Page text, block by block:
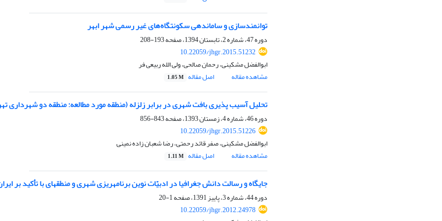
توانمندسازی و ساماندهی سکونتگاه‌های غیر رسمی شهر ابهر
دوره 47، شماره 2، تابستان 1394، صفحه
193-208
10.22059/jhgr.2015.51232
ابوالفضل مشکینی، رحمان صالحی، ولی الله ربیعی فر
مشاهده مقاله
اصل مقاله 1.05 M
تحلیل آسیب پذیری بافت شهری در برابر زلزله (منطقه مورد مطالعه: منطقه دو شهرداری
دوره 46، شماره 4، زمستان 1393، صفحه
843-856
10.22059/jhgr.2015.51226
ابوالفضل مشکینی، صفر قائد رحمتی، رضا شعبان زاده نمینی
مشاهده مقاله
اصل مقاله 1.11 M
جایگاه و رسالت دانش جغرافیا در ادبیّات نوین برنامه‏ریزی شهری و منطقه‏ای با تأکید بر
دوره 44، شماره 3، پاییز 1391، صفحه
1-20
10.22059/jhgr.2012.24978